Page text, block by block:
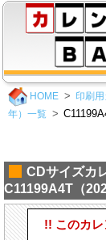
HOME 印刷
年）一覧
CDサイズカ
C11199A4T（
!! このカ